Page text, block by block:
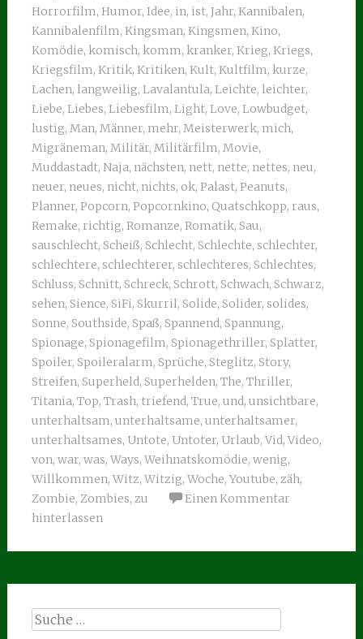
Horrorfilm, Humor, Idee, in, ist, Jahr, Kannibalen,
Kannibalenfilm, Kingsman, Kingsmen, Kino,
Komödie, komisch, komm, kranker, Krieg, Kriegs,
Kriegsfilm, Kritik, Kritiken, Kult, Kultfilm, kurze,
Lachen, langweilig, Lavalantula, Leichte, leichter,
Liebe, Liebes, Liebesfilm, Light, Love, Lowbudget,
lustig, Man, Männer, mehr, Meisterwerk, mich,
Migräneman, Militär, Militärfilm, Movie,
Muddastadt, Naja, nächsten, nett, nette, nettes, neu,
neuer, neues, nicht, nichts, ok, Palast, Peanuts,
Planner, Popcorn, Popcornkino, Quatschkopp, raus,
Remake, richtig, Romanze, Romatik, Sau,
sauschlecht, Scheiß, Schlecht, Schlechte, schlechter,
schlechtere, schlechterer, schlechteres, Schlechtes,
Schluss, Schnitt, Schreck, Schrott, Schwach, Schwarz,
sehen, Sience, SiFi, Skurril, Solide, Solider, solides,
Sonne, Southside, Spaß, Spannend, Spannung,
Spionage, Spionagefilm, Spionagethriller, Splatter,
Spoiler, Spoileralarm, Sprüche, Steglitz, Story,
Streifen, Superheld, Superhelden, The, Thriller,
Titania, Top, Trash, triefend, True, und, unsichtbare,
unterhaltsam, unterhaltsame, unterhaltsamer,
unterhaltsames, Untote, Untoter, Urlaub, Vid, Video,
von, war, was, Ways, Weihnatskomödie, wenig,
Willkommen, Witz, Witzig, Woche, Youtube, zäh,
Zombie, Zombies, zu
Einen Kommentar
hinterlassen
Suche